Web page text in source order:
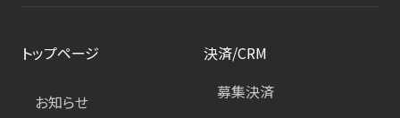
トップページ
お知らせ
決済/CRM
募集決済